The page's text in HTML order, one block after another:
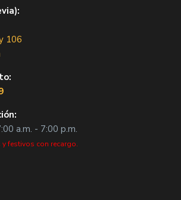
106
a.m. - 7:00 p.m.
festivos con recargo.